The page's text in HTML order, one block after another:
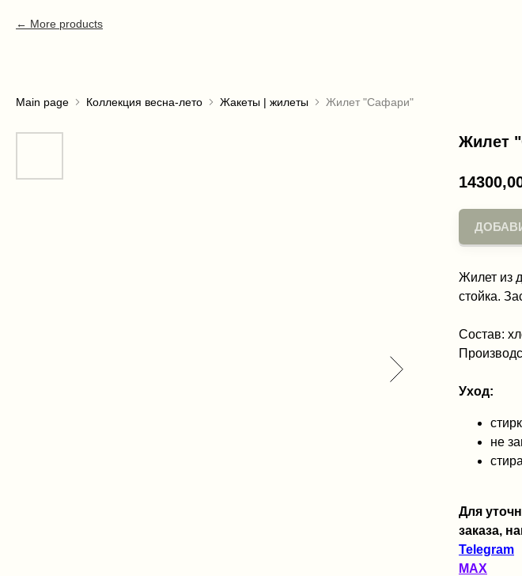
More products
Main page Коллекция весна-лето Жакеты | жилеты Жилет "Сафари"
Жилет
Жилет из
стойка.
Состав:
Уход:
не
Для
заказа,
Telegram
MAX